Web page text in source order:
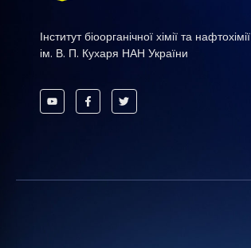
Інститут біоорганічної хімії та нафтохімії
ім. В. П. Кухаря НАН України